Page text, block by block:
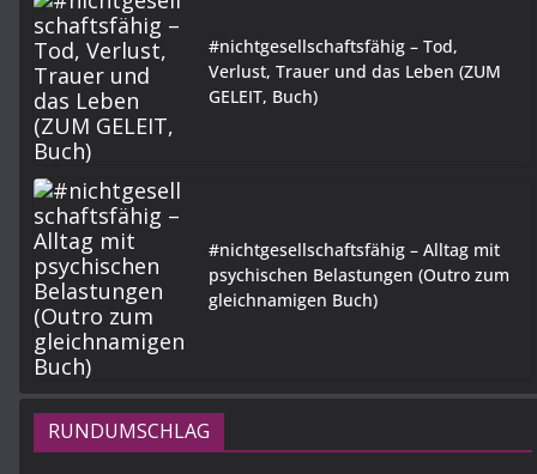
#nichtgesellschaftsfähig – Tod,
Verlust, Trauer und das Leben (ZUM
GELEIT, Buch)
#nichtgesellschaftsfähig – Alltag mit
psychischen Belastungen (Outro zum
gleichnamigen Buch)
RUNDUMSCHLAG